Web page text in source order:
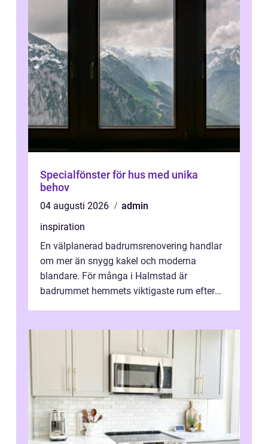
Specialfönster för hus med unika
behov
04 augusti 2026
admin
inspiration
En välplanerad badrumsrenovering handlar
om mer än snygg kakel och moderna
blandare. För många i Halmstad är
badrummet hemmets viktigaste rum efter